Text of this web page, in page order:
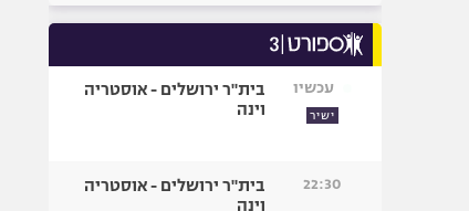
גיימינג E-Sports
עכשיו
ישיר
בית"ר ירושלים - אוסטריה
וינה
22:30
בית"ר ירושלים - אוסטריה
וינה